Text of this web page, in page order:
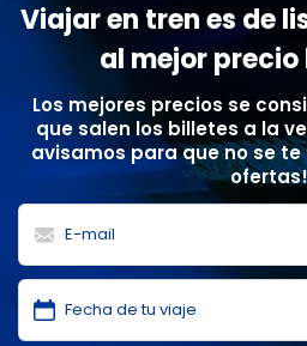
Viajar en tren es de
al mejor precio
Los mejores precios se
que salen los billetes a la
avisamos para que no se
ofertas!